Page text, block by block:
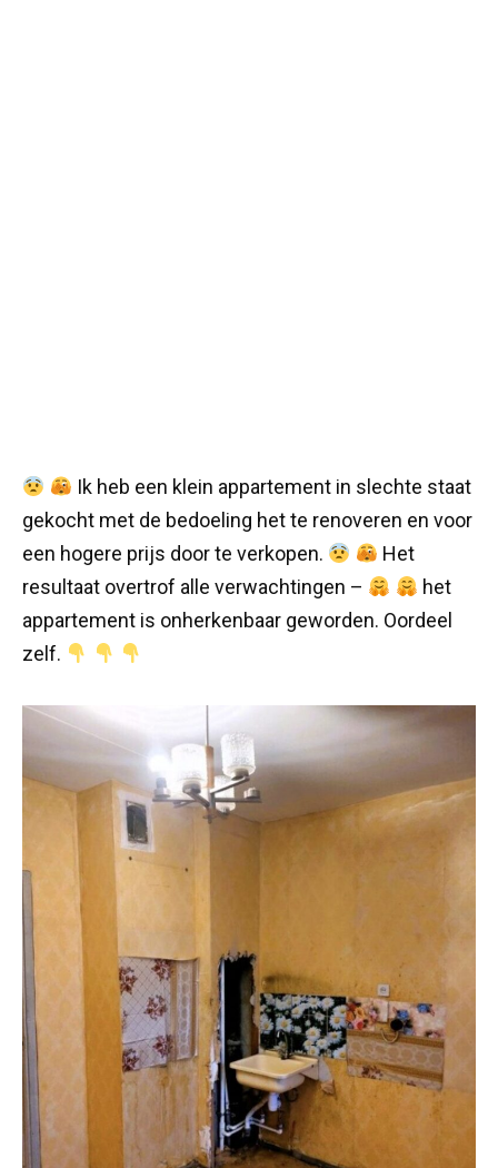
Ik heb een klein appartement in slechte staat
gekocht met de bedoeling het te renoveren en voor
een hogere prijs door te verkopen.
Het
resultaat overtrof alle verwachtingen –
het
appartement is onherkenbaar geworden. Oordeel
zelf.